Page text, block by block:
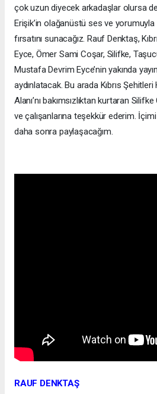
çok uzun diyecek arkadaşlar olursa
Erişik’in olağanüstü ses ve
fırsatını sunacağız. Rauf Denktaş,
Eyce, Ömer Sami Coşar, Silifke,
Mustafa Devrim Eyce’nin yakında
aydınlatacak. Bu arada Kıbrıs Şehitleri
Alanı’nı bakımsızlıktan kurtaran
ve çalışanlarına teşekkür ederim.
daha sonra paylaşacağım.
RAUF DENKTAŞ